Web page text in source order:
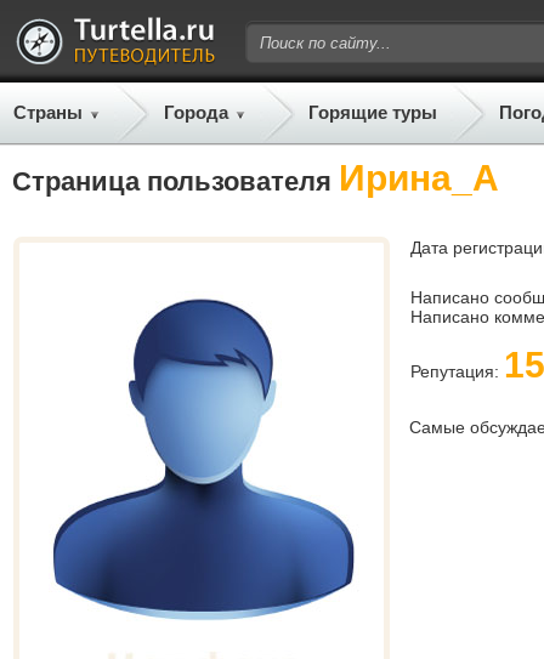
Страны Города Горящие туры
Страница пользователя Ирина_A
Дата
Написано
Написано
Репутация: 15
Самые